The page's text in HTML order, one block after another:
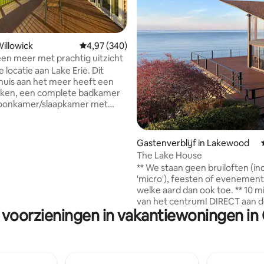
van 4,85 op 5, 80 recensiesGemiddelde beoordeling van 4,97 op 5, 340
4,97 (340)
meer met prachtig uitzicht
locatie aan Lake Erie. Dit
aan het meer heeft een
een complete badkamer
slaapkamer met
versteld staan van de
en rust van dit geweldige
Gastenverblijf in Lakewood
The Lake House
** We staan geen bruiloften
'micro'), feesten of
welke aard dan ook toe. ** 10 minuten
van het centrum! DIRECT aan de kustlijn
van Lake Erie, vrijdragend
water. Helemaal privé aan het
in vakantiewoningen in